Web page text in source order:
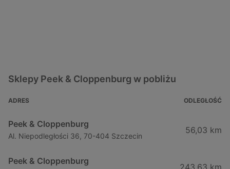
Sklepy Peek & Cloppenburg w pobliżu
ADRES ODLEGŁOŚĆ
Peek & Cloppenburg
Al. Niepodległości 36, 70-404 Szczecin
56,03 km
Peek & Cloppenburg